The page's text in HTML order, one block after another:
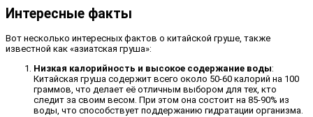
Интересные факты
Вот несколько интересных фактов о китайской груше, также
известной как «азиатская груша»:
Низкая калорийность и высокое содержание воды:
Китайская груша содержит всего около 50-60 калорий на 100
граммов, что делает её отличным выбором для тех, кто
следит за своим весом. При этом она состоит на 85-90% из
воды, что способствует поддержанию гидратации организма.